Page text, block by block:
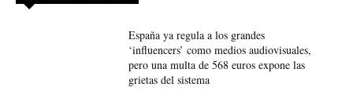
España ya regula a los grandes
‘influencers’ como medios audiovisuales,
pero una multa de 568 euros expone las
grietas del sistema